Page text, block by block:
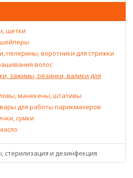
щетки
пелерины, воротники для стрижки
волос
зажимы, резинки, валики для
манекены, штативы
для работы парикмахеров
сумки
стерилизация и дезинфекция